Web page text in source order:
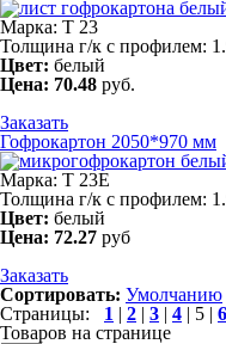
Марка: Т 23
Толщина г/к с профилем:
Цвет: белый
Цена: 70.48 руб.
Заказать
Гофрокартон 2050*970 мм
Марка: Т 23Е
Толщина г/к с профилем:
Цвет: белый
Цена: 72.27 руб
Заказать
Сортировать: Умолчанию
Страницы: 1 | 2 | 3 | 4 | 5 | 6
Товаров на странице